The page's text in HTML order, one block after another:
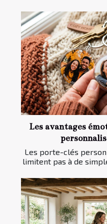
Les avantages
Les porte-clés
limitent pas à de